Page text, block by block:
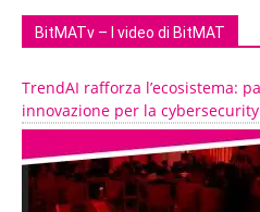
BitMATv – I video di BitMAT
TrendAI rafforza l’ecosistema:
innovazione per la